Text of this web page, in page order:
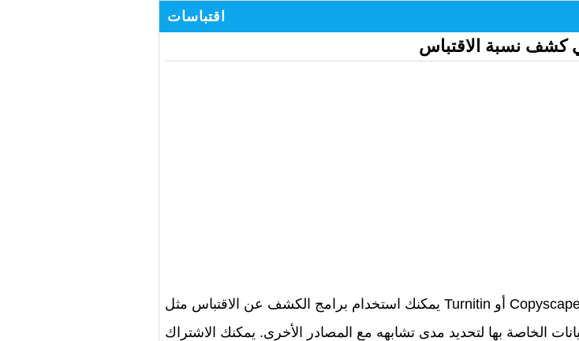
اقتباسات
كشف نسبة الاقتباس
يمكنك استخدام برامج الكشف عن الاقتباس مثل Turnitin أو Copyscape لمساعدتك في كشف نسبة الاقتباس في النصوص. تلك
الخاصة بها لتحديد مدى تشابهه مع المصادر الأخرى. يمكنك الاشتراك